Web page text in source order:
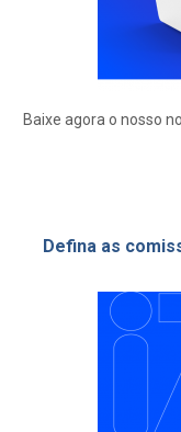
Baixe agora o nosso
Defina as